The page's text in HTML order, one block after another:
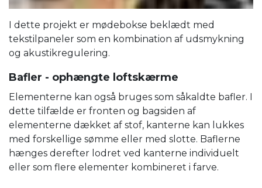
I dette projekt er mødebokse beklædt med
tekstilpaneler som en kombination af udsmykning
og akustikregulering.
Bafler - ophængte loftskærme
Elementerne kan også bruges som såkaldte bafler. I
dette tilfælde er fronten og bagsiden af ​​
elementerne dækket af stof, kanterne kan lukkes
med forskellige sømme eller med slotte. Baflerne
hænges derefter lodret ved kanterne individuelt
eller som flere elementer kombineret i farve.